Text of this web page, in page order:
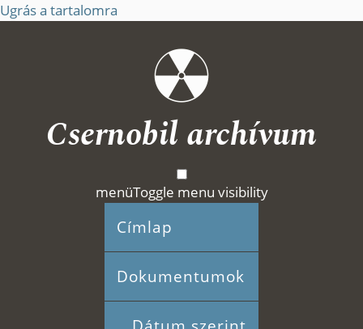
Ugrás a tartalomra
Csernobil archívum
menüToggle menu visibility
Címlap
Dokumentumok